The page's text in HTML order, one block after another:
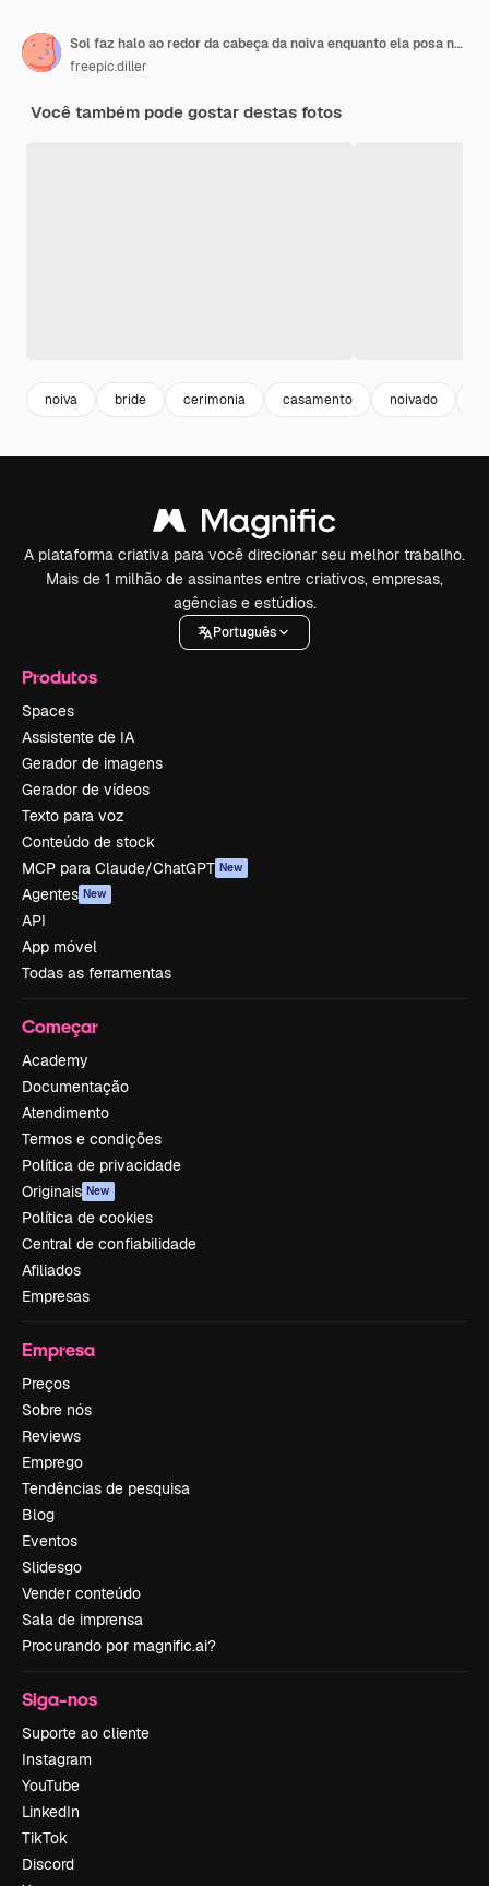
Sol faz halo ao redor da cabeça da noiva enquanto ela posa na colina
freepic.diller
Você também pode gostar destas fotos
noiva bride cerimonia casamento noivado
A plataforma criativa para você direcionar seu melhor trabalho.
Mais de 1 milhão de assinantes entre criativos, empresas,
agências e estúdios.
Português
Produtos
Spaces
Assistente de IA
Gerador de imagens
Gerador de vídeos
Texto para voz
Conteúdo de stock
MCP para Claude/ChatGPT New
Agentes New
API
App móvel
Todas as ferramentas
Começar
Academy
Documentação
Atendimento
Termos e condições
Política de privacidade
Originais New
Política de cookies
Central de confiabilidade
Afiliados
Empresas
Empresa
Preços
Sobre nós
Reviews
Emprego
Tendências de pesquisa
Blog
Eventos
Slidesgo
Vender conteúdo
Sala de imprensa
Procurando por magnific.ai?
Siga-nos
Suporte ao cliente
Instagram
YouTube
LinkedIn
TikTok
Discord